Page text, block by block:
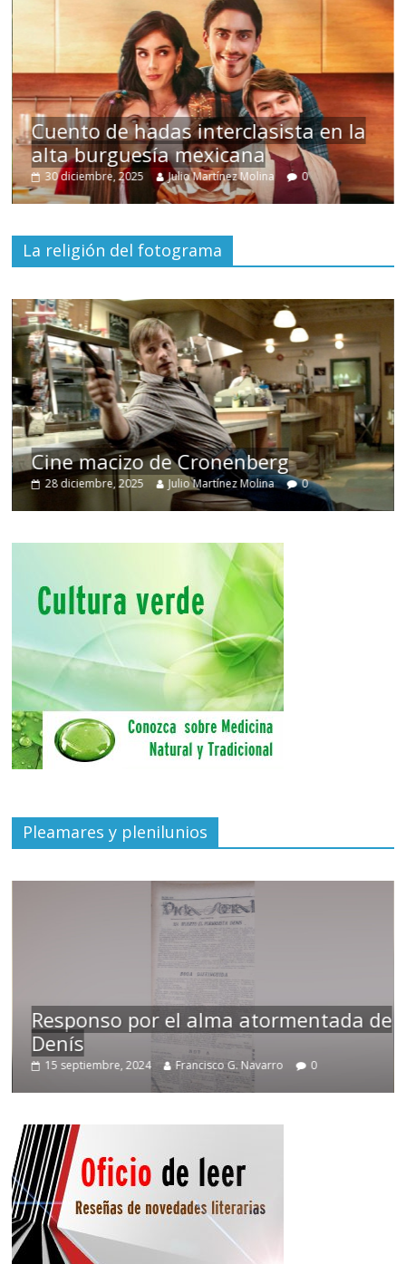
Cuento de hadas interclasista en la
alta burguesía mexicana
30 diciembre, 2025 Julio Martínez Molina 0
La religión del fotograma
Cine macizo de Cronenberg
28 diciembre, 2025 Julio Martínez Molina 0
Pleamares y plenilunios
Responso por el alma atormentada de
Denís
15 septiembre, 2024 Francisco G. Navarro 0